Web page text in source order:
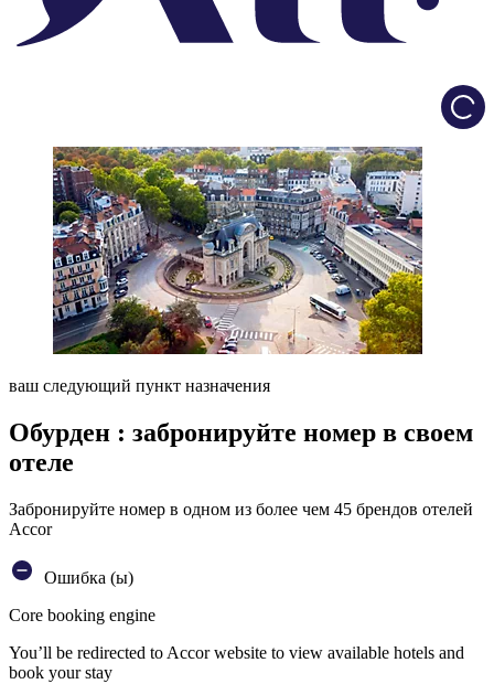
ваш следующий пункт назначения
Обурден : забронируйте номер в своем
отеле
Забронируйте номер в одном из более чем 45 брендов отелей
Accor
Ошибка (ы)
Core booking engine
You’ll be redirected to Accor website to view available hotels and
book your stay